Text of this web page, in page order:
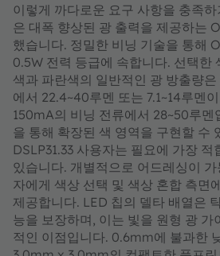
이렇게 까다로운 요구 사항을 충족
은 대폭 향상된 광 출력을 제공하는
했습니다. 정밀한 비닝 기술을 통해
0.5W 전력 등급에 속합니다. 선택한
색과 파란색의 일반적인 광 방출량
에서 22.4~40루멘 또는 7.1~14루멘
150mA의 비닝 전류에서 28~50루멘
을 통해 확장된 색 영역을 구현할 수
DSLP31.33 사용자는 필요에 가장
있습니다. 개별적으로 어드레싱이
자에게 색상 선택 및 색상 혼합 측면
제공합니다. LED 칩의 델타 배열은
능을 보장하며, 이는 빛을 원형 광 가
적인 이점입니다. 0.6mm에 불과한